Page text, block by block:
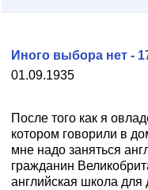
01.09.1935
Иного выбора нет -
После того как я
котором говорили в
мне надо заняться
гражданин
английская школа для